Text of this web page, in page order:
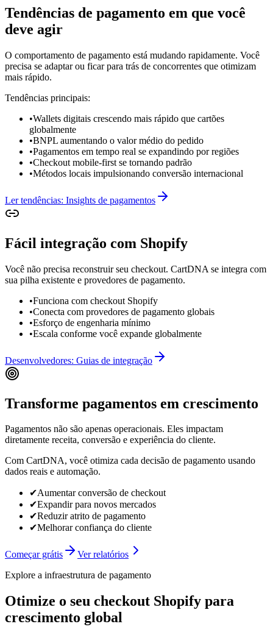
Tendências de pagamento em que você
deve agir
O comportamento de pagamento está mudando rapidamente. Você
precisa se adaptar ou ficar para trás de concorrentes que otimizam
mais rápido.
Tendências principais:
•Wallets digitais crescendo mais rápido que cartões
globalmente
•BNPL aumentando o valor médio do pedido
•Pagamentos em tempo real se expandindo por regiões
•Checkout mobile-first se tornando padrão
•Métodos locais impulsionando conversão internacional
Ler tendências: Insights de pagamentos
Fácil integração com Shopify
Você não precisa reconstruir seu checkout. CartDNA se integra com
sua pilha existente e provedores de pagamento.
•Funciona com checkout Shopify
•Conecta com provedores de pagamento globais
•Esforço de engenharia mínimo
•Escala conforme você expande globalmente
Desenvolvedores: Guias de integração
Transforme pagamentos em crescimento
Pagamentos não são apenas operacionais. Eles impactam
diretamente receita, conversão e experiência do cliente.
Com CartDNA, você otimiza cada decisão de pagamento usando
dados reais e automação.
✔Aumentar conversão de checkout
✔Expandir para novos mercados
✔Reduzir atrito de pagamento
✔Melhorar confiança do cliente
Começar grátis
Ver relatórios
Explore a infraestrutura de pagamento
Otimize o seu checkout Shopify para
crescimento global